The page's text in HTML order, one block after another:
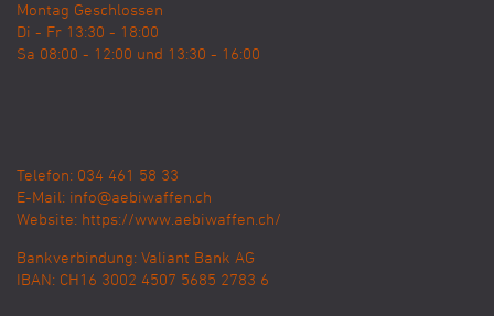
Montag Geschlossen
Di - Fr 13:30 - 18:00
Sa 08:00 - 12:00 und 13:30 - 16:00
Telefon: 034 461 58 33
E-Mail: info@aebiwaffen.ch
Website: https://www.aebiwaffen.ch/
Bankverbindung: Valiant Bank AG
IBAN: CH16 3002 4507 5685 2783 6